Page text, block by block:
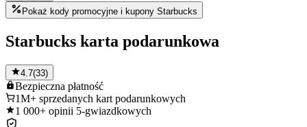
Pokaż kody promocyjne i kupony Starbucks
Starbucks karta podarunkowa
4.7(33)
Bezpieczna płatność
1M+ sprzedanych kart podarunkowych
1 000+ opinii 5-gwiazdkowych